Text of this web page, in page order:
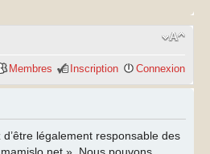
Membres Inscription Connexion
légalement responsable des
». Nous pouvons